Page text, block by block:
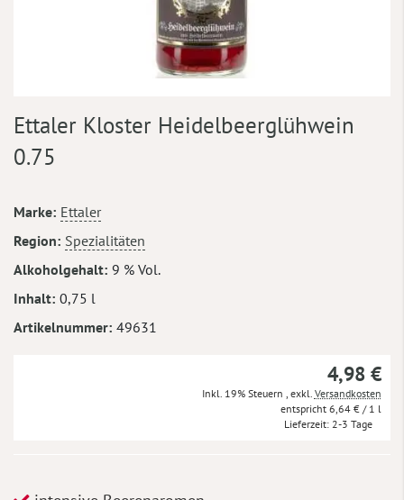
Anfang
der
Bildergalerie
Ettaler Kloster Heidelbeerglühwein
0.75
Mehr
Informationen
Marke Ettaler
Region Spezialitäten
Alkoholgehalt 9 % Vol.
Inhalt 0,75 l
Artikelnummer 49631
4,98 €
Inkl. 19% Steuern exkl. Versandkosten
6,64 € / 1 l
Lieferzeit 2-3 Tage